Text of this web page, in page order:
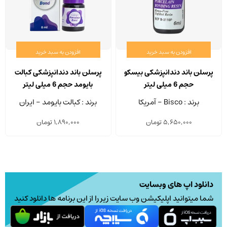
افزودن به سبد خرید
پرسلن باند دندانپزشکی بیسکو
حجم 6 میلی لیتر
برند : Bisco - آمریکا
5,650,000تومان
افزودن به سبد خرید
پرسلن باند دندانپزشکی کبالت
بایومد حجم 6 میلی لیتر
برند : کبالت بایومد - ایران
1,890,000تومان
دانلود اپ های وبسایت
شما میتوانید اپلیکیشن وب سایت زیر را از این برنامه ها دانلود کنید